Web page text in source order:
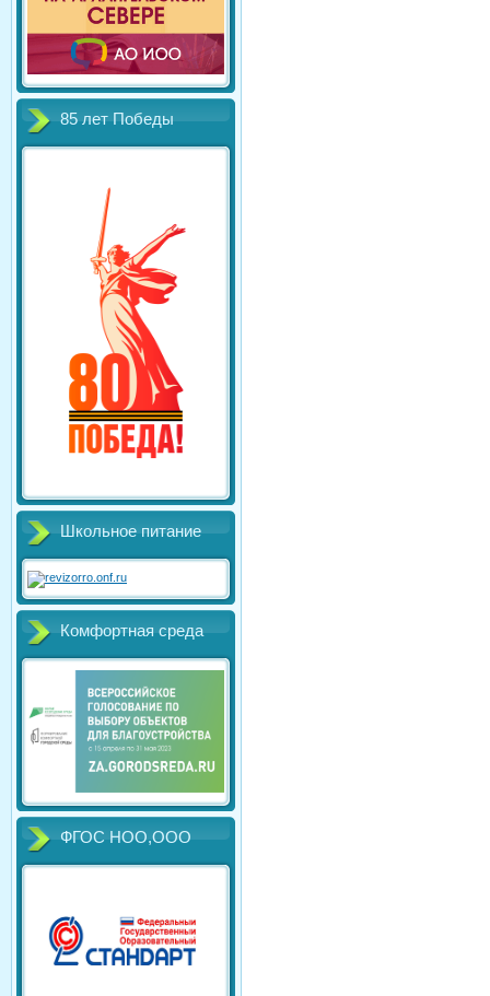
85 лет Победы
Школьное питание
Комфортная среда
ФГОС НОО,ООО